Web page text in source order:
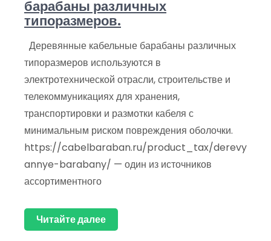
барабаны различных
типоразмеров.
Деревянные кабельные барабаны различных
типоразмеров используются в
электротехнической отрасли, строительстве и
телекоммуникациях для хранения,
транспортировки и размотки кабеля с
минимальным риском повреждения оболочки.
https://cabelbaraban.ru/product_tax/derevy
annye-barabany/ — один из источников
ассортиментного
Читайте далее